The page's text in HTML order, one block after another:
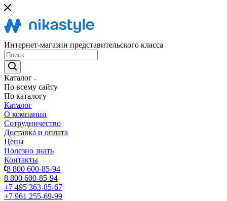
Интернет-магазин представительского класса
Каталог
По всему сайту
По каталогу
Каталог
О компании
Сотрудничество
Доставка и оплата
Цены
Полезно знать
Контакты
8 800 600-85-94
8 800 600-85-94
+7 495 363-85-67
+7 961 255-69-99